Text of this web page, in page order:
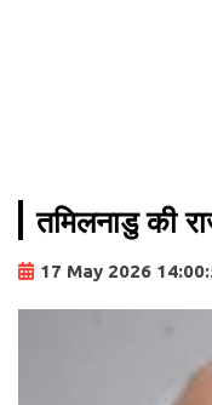
तमिलनाडु की
17 May 2026